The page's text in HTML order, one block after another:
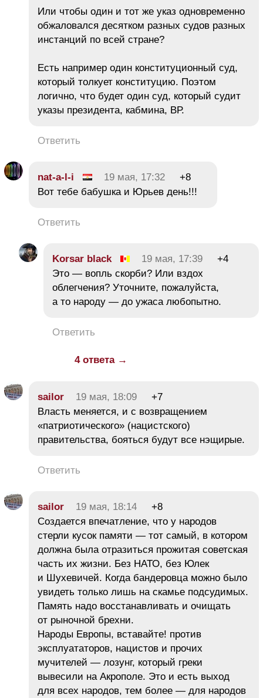
Или чтобы один и тот же указ одновременно
обжаловался десятком разных судов разных
инстанций по всей стране?
Есть например один конституционный суд,
который толкует конституцию. Поэтом
логично, что будет один суд, который судит
указы президента, кабмина, ВР.
Ответить
nat-a-l-i 19 мая, 17:32
+8
Вот тебе бабушка и Юрьев день!!!
Ответить
Korsar black 19 мая, 17:39
+4
Это — вопль скорби? Или вздох
облегчения? Уточните, пожалуйста,
а то народу — до ужаса любопытно.
Ответить
4 ответа →
sailor 19 мая, 18:09
+7
Власть меняется, и с возвращением
«патриотического» (нацистского)
правительства, бояться будут все нэщирые.
Ответить
sailor 19 мая, 18:14
+8
Создается впечатление, что у народов
стерли кусок памяти — тот самый, в котором
должна была отразиться прожитая советская
часть их жизни. Без НАТО, без Юлек
и Шухевичей. Когда бандеровца можно было
увидеть только лишь на скамье подсудимых.
Память надо восстанавливать и очищать
от рыночной брехни.
Народы Европы, вставайте! против
эксплуататоров, нацистов и прочих
мучителей — лозунг, который греки
вывесили на Акрополе. Это и есть выход
для всех народов, тем более — для народов